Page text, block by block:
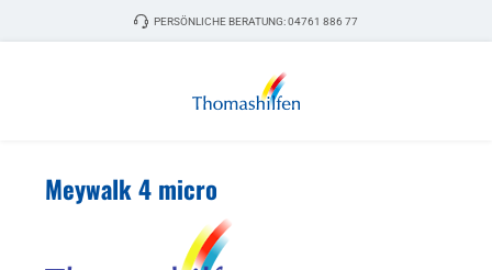
Zum Hauptinhalt springenPERSÖNLICHE BERATUNG:04761 886 77
Meywalk 4 micro